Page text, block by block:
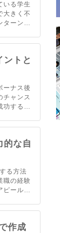
いる学生
大きく不
ターンに
活かし、
ントと
ーナス後
チャンス
功するた
果的な転
的な自
る方法
職の経験
ピールで
作成